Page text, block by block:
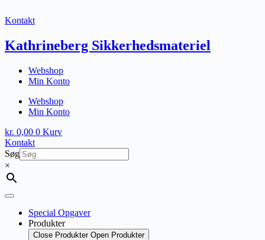
til
Kontakt
Kathrineberg Sikkerhedsmateriel
Webshop
Min Konto
Webshop
Min Konto
kr. 0,00 0 Kurv
Kontakt
Søg
×
Special Opgaver
Produkter
Close Produkter Open Produkter